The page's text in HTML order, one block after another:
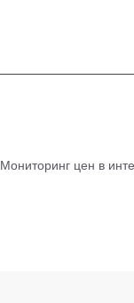
Мониторинг цен в